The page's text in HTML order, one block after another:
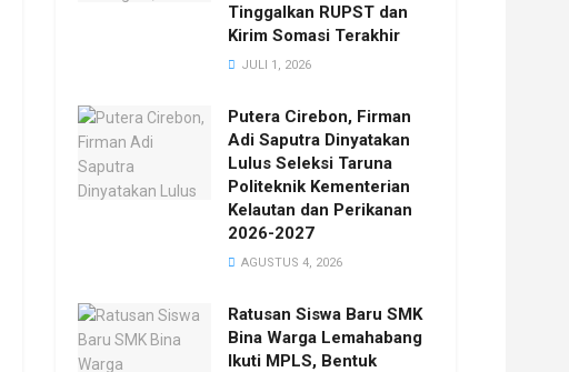
Tinggalkan RUPST dan
Kirim Somasi Terakhir
JULI 1, 2026
Putera Cirebon, Firman
Adi Saputra Dinyatakan
Lulus Seleksi Taruna
Politeknik Kementerian
Kelautan dan Perikanan
2026-2027
AGUSTUS 4, 2026
Ratusan Siswa Baru SMK
Bina Warga Lemahabang
Ikuti MPLS, Bentuk